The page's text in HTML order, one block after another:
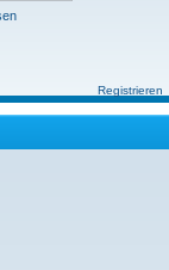
Registrieren